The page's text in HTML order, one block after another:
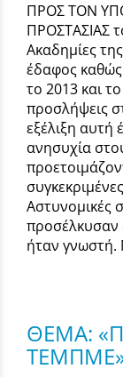
ΠΡΟΣ ΤΟΝ
Ακαδημίες
έδαφος
το 2013 και
προσλήψεις
εξέλιξη αυτή
ανησυχία
Αστυνομικές
προσέλκυσαν
ήταν γνωστή.
ΘΕΜΑ: